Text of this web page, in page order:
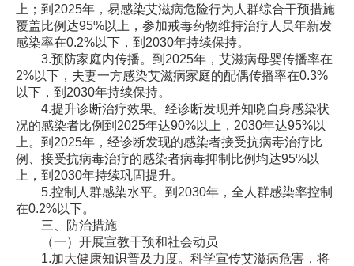
上；到2025年，易感染艾滋病危险行为人群综合干预措施
覆盖比例达95%以上，参加戒毒药物维持治疗人员年新发
感染率在0.2%以下，到2030年持续保持。
3.预防家庭内传播。到2025年，艾滋病母婴传播率在
2%以下，夫妻一方感染艾滋病家庭的配偶传播率在0.3%
以下，到2030年持续保持。
4.提升诊断治疗效果。经诊断发现并知晓自身感染状
况的感染者比例到2025年达90%以上，2030年达95%以
上。到2025年，经诊断发现的感染者接受抗病毒治疗比
例、接受抗病毒治疗的感染者病毒抑制比例均达95%以
上，到2030年持续巩固提升。
5.控制人群感染水平。到2030年，全人群感染率控制
在0.2%以下。
三、防治措施
（一）开展宣教干预和社会动员
1.加大健康知识普及力度。科学宣传艾滋病危害，将